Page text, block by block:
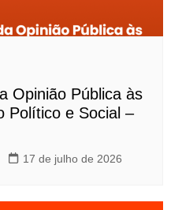
Opinião Pública às
Político e Social –
17 de julho de 2026